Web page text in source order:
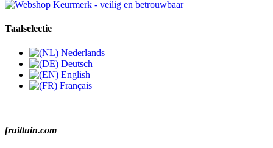
Taalselectie
Nederlands
Deutsch
English
Français
fruittuin.com